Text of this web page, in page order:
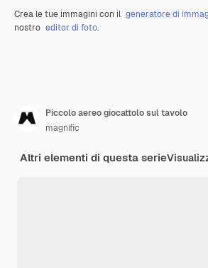
Crea le tue immagini con il generatore di
nostro editor di foto.
Piccolo aereo giocattolo sul tavolo
magnific
Altri elementi di questa serie